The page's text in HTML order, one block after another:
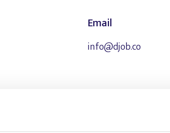
Email
info@djob.co